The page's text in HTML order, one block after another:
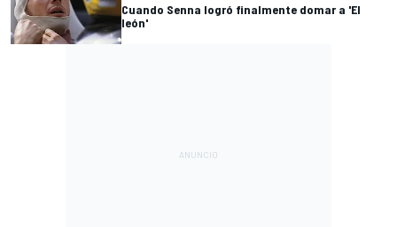
Cuando Senna logró finalmente domar a 'El
león'